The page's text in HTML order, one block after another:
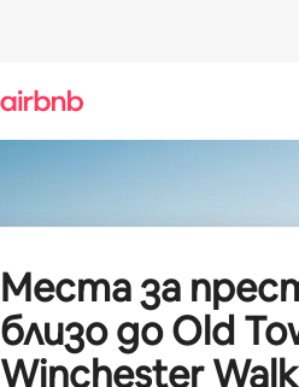
Места за
близо до Old
Winchester